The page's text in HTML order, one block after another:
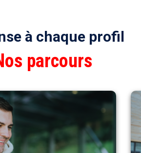
à chaque profil
parcours
Transformation Digitale
Marketing & Com. Digitale